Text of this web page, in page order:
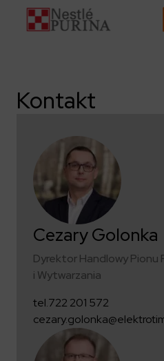
Kontakt
Cezary Golonka
Dyrektor Handlowy Pionu
i Wytwarzania
tel.722 201 572